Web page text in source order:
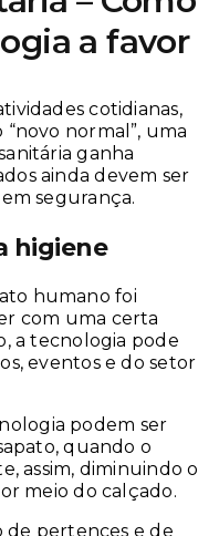
a favor
cotidianas,
normal”, uma
ganha
ainda devem ser
segurança.
higiene
humano foi
com uma certa
a tecnologia pode
eventos e do setor
podem ser
quando o
assim, diminuindo o
meio do calçado.
de pertences e de